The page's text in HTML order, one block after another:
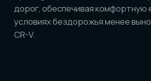
что подходит покупателям, ценящим свежие
решения и комфорт по разумной цене. Таким
образом, если важна долгосрочная
стабильность и ликвидность, лучше выбрать